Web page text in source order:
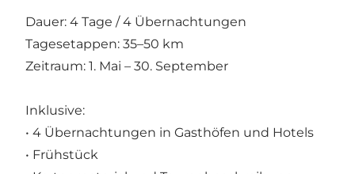
Dauer: 4 Tage / 4 Übernachtungen
Tagesetappen: 35–50 km
Zeitraum: 1. Mai – 30. September
Inklusive:
• 4 Übernachtungen in Gasthöfen und Hotels
• Frühstück